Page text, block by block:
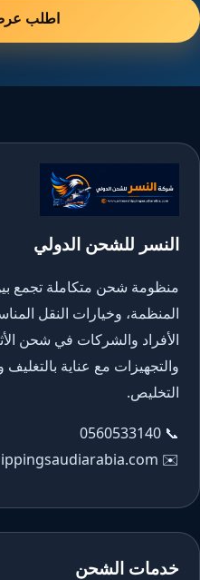
اطلب
النسر للشحن الدولي
منظومة شحن متكاملة تجمع
المنظمة، وخيارات النقل
الأفراد والشركات في شحن
والتجهيزات مع عناية
التخليص.
📞
0560533140
✉️
خدمات الشحن